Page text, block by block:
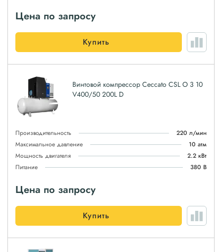
Цена по запросу
Купить
Винтовой компрессор Ceccato CSL O 3 10
V400/50 200L D
Производительность
220 л/мин
Максимальное давление
10 атм
Мощность двигателя
2.2 кВт
Питание
380 В
Цена по запросу
Купить